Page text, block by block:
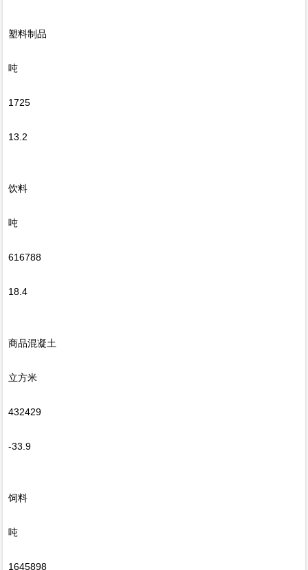
塑料制品
吨
1725
13.2
饮料
吨
616788
18.4
商品混凝土
立方米
432429
-33.9
饲料
吨
1645898